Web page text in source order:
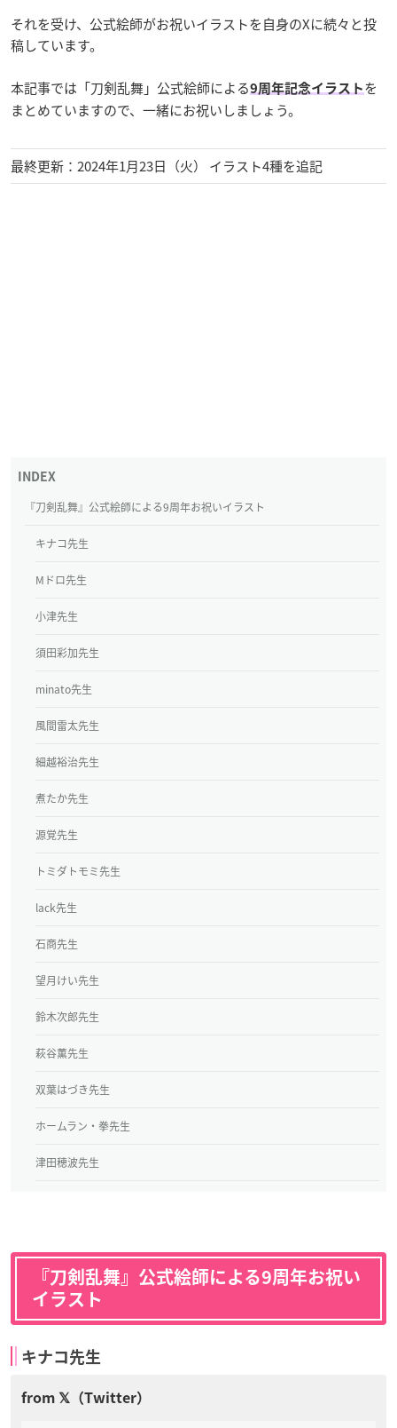
それを受け、公式絵師がお祝いイラストを自身のXに続々と投
稿しています。
本記事では「刀剣乱舞」公式絵師による9周年記念イラスト を
まとめていますので、一緒にお祝いしましょう。
最終更新：2024年1月23日（火） イラスト4種を追記
『刀剣乱舞』公式絵師による9周年お祝いイラスト
キナコ先生
Mドロ先生
小津先生
須田彩加先生
minato先生
風間雷太先生
細越裕治先生
煮たか先生
源覚先生
トミダトモミ先生
lack先生
石商先生
望月けい先生
鈴木次郎先生
萩谷薫先生
双葉はづき先生
ホームラン・拳先生
津田穂波先生
『刀剣乱舞』公式絵師による9周年お祝い
イラスト
キナコ先生